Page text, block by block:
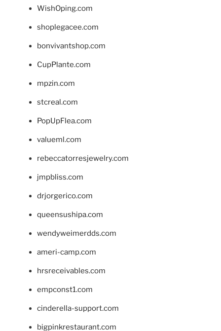
WishOping.com
shoplegacee.com
bonvivantshop.com
CupPlante.com
mpzin.com
stcreal.com
PopUpFlea.com
valueml.com
rebeccatorresjewelry.com
jmpbliss.com
drjorgerico.com
queensushipa.com
wendyweimerdds.com
ameri-camp.com
hrsreceivables.com
empconst1.com
cinderella-support.com
bigpinkrestaurant.com